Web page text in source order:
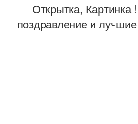
Открытка, Картинка
поздравление и